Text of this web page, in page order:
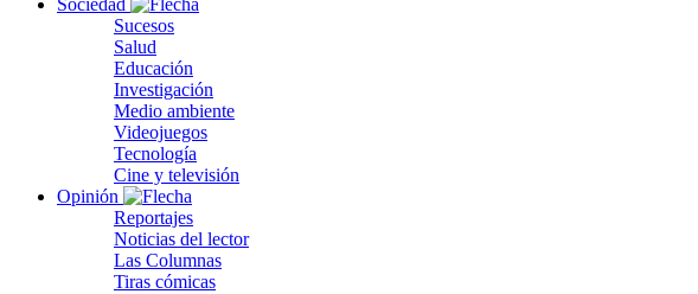
Sociedad
Sucesos
Salud
Educación
Investigación
Medio ambiente
Videojuegos
Tecnología
Cine y televisión
Opinión
Reportajes
Noticias del lector
Las Columnas
Tiras cómicas